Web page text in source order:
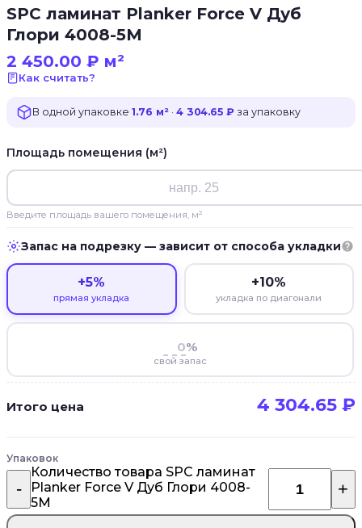
SPC ламинат Planker Force V Дуб
Глори 4008-5М
2 450.00 ₽ м²
Как считать?
В одной упаковке 1.76 м² · 4 304.65 ₽ за упаковку
Площадь помещения (м²)
Введите площадь вашего помещения, м²
Запас на подрезку — зависит от способа укладки
+5%
прямая укладка
+10%
укладка по диагонали
%
свой запас
Итого цена 4 304.65 ₽
Упаковок
Количество товара SPC ламинат
Planker Force V Дуб Глори 4008-
5М